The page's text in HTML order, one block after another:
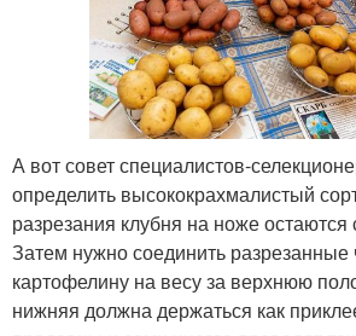
А вот совет специалистов-
определить высококрахмалистый
разрезания клубня на ноже
Затем нужно соединить разрезанные
картофелину на весу за верхнюю
нижняя должна держаться как